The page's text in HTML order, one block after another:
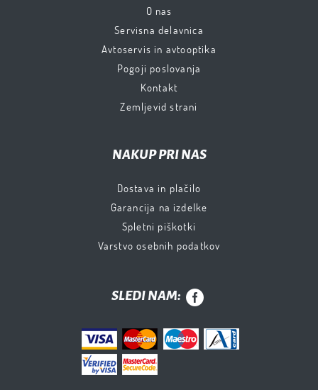
O nas
Servisna delavnica
Avtoservis in avtooptika
Pogoji poslovanja
Kontakt
Zemljevid strani
NAKUP PRI NAS
Dostava in plačilo
Garancija na izdelke
Spletni piškotki
Varstvo osebnih podatkov
SLEDI NAM: